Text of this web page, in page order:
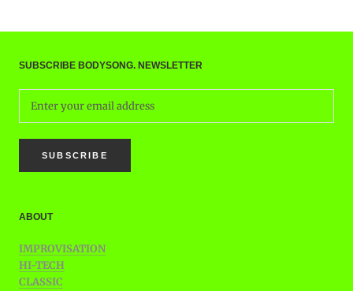
SUBSCRIBE BODYSONG. NEWSLETTER
SUBSCRIBE
ABOUT
IMPROVISATION
HI-TECH
CLASSIC